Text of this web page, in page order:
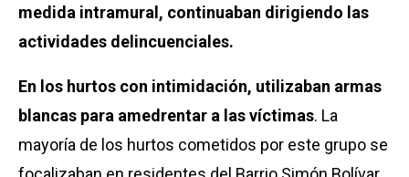
medida intramural, continuaban dirigiendo las
actividades delincuenciales.
En los hurtos con intimidación, utilizaban armas
blancas para amedrentar a las víctimas. La
mayoría de los hurtos cometidos por este grupo se